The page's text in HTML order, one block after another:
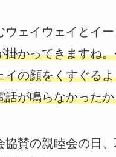
ェイウェイとイ
掛かってきますね
イの顔をくすぐる
話が鳴らなかった
賛の親睦会の日